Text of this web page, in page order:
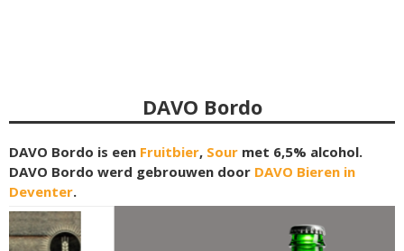
DAVO Bordo
DAVO Bordo is een Fruitbier, Sour met 6,5% alcohol.
DAVO Bordo werd gebrouwen door DAVO Bieren in
Deventer.